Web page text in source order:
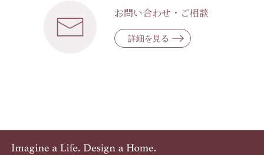
お問い合わせ・ご相談
詳細を見る